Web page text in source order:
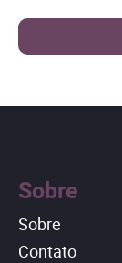
Sobre
Sobre
Contato